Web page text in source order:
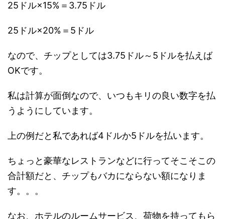
25ドル×15%＝3.75ドル
25ドル×20%＝5ドル
なので、チップとしては3.75ドル～5ドルを払えば
OKです。
私は計算が面倒なので、いつもキリの良い数字を払
うようにしています。
上の例だと私であれば4ドルか5ドルを払います。
ちょっと豪華なレストランなどに行ってそこそこの
合計額だと、チップもバカにならない額になりま
す。。。
なお、ホテルのルームサービス、荷物を持ってもら